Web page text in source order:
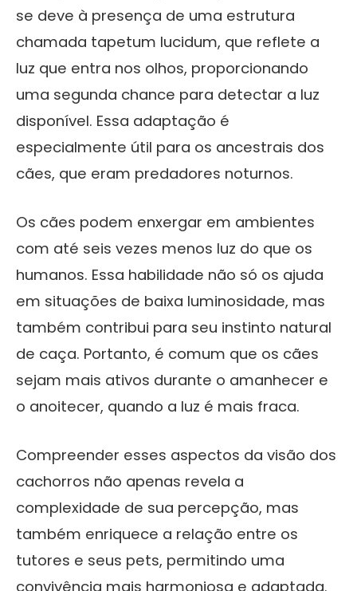
se deve à presença de uma estrutura
chamada tapetum lucidum, que reflete a
luz que entra nos olhos, proporcionando
uma segunda chance para detectar a luz
disponível. Essa adaptação é
especialmente útil para os ancestrais dos
cães, que eram predadores noturnos.
Os cães podem enxergar em ambientes
com até seis vezes menos luz do que os
humanos. Essa habilidade não só os ajuda
em situações de baixa luminosidade, mas
também contribui para seu instinto natural
de caça. Portanto, é comum que os cães
sejam mais ativos durante o amanhecer e
o anoitecer, quando a luz é mais fraca.
Compreender esses aspectos da visão dos
cachorros não apenas revela a
complexidade de sua percepção, mas
também enriquece a relação entre os
tutores e seus pets, permitindo uma
convivência mais harmoniosa e adaptada.